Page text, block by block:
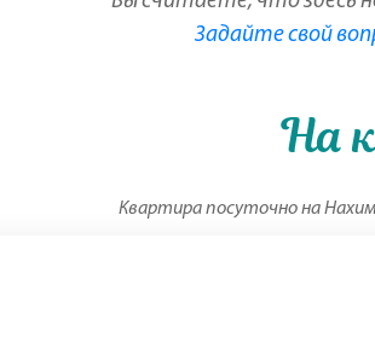
Задайте свой
На
Квартира посуточно на